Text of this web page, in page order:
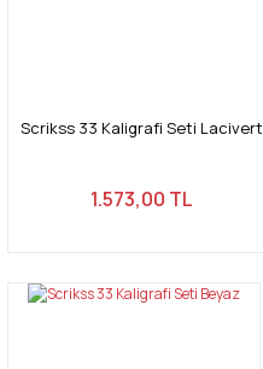
Scrikss 33 Kaligrafi Seti Lacivert
1.573,00 TL